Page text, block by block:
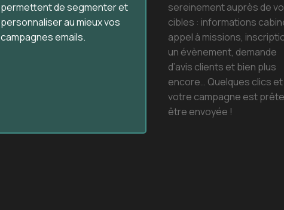
permettent de segmenter et
personnaliser au mieux vos
campagnes emails.
sereinement auprès de
cibles : informations
appel à missions,
un évènement, demande
d’avis clients et bien plus
encore… Quelques clics et
votre campagne est
être envoyée !